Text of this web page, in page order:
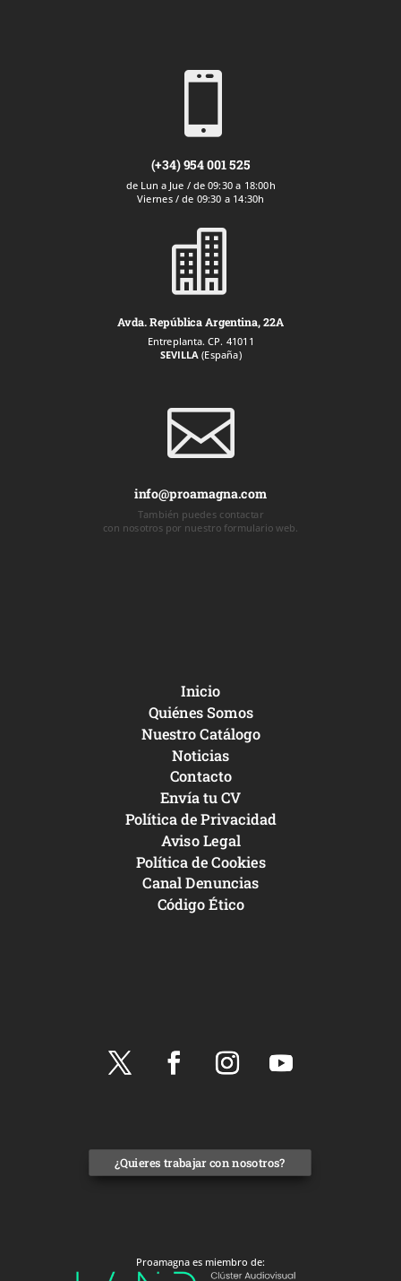

(+34) 954 001 525
de Lun a Jue / de 09:30 a 18:00h
Viernes / de 09:30 a 14:30h

Avda. República Argentina, 22A
Entreplanta. CP. 41011
SEVILLA (España)

info@proamagna.com
También puedes contactar
con nosotros por nuestro formulario web.
Inicio
Quiénes Somos
Nuestro Catálogo
Noticias
Contacto
Envía tu CV
Política de Privacidad
Aviso Legal
Política de Cookies
Canal Denuncias
Código Ético
¿Quieres trabajar con nosotros?
Proamagna es miembro de: